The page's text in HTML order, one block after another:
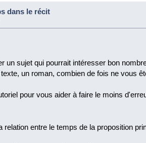
dans le récit
un sujet qui pourrait intéresser bon
un roman, combien de fois ne vous
pour vous aider à faire le moins
entre le temps de la proposition